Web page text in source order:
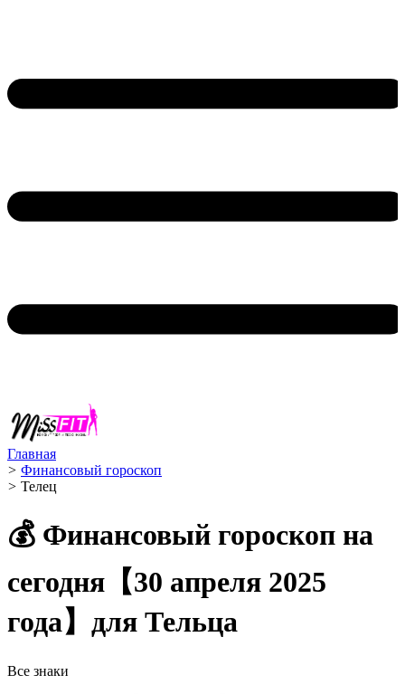
Главная
> Финансовый гороскоп
> Телец ️
💰 Финансовый гороскоп на
сегодня【30 апреля 2025
года】для Тельца
Все знаки